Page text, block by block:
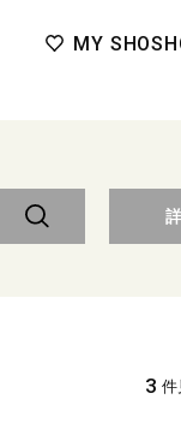
MY
3 件